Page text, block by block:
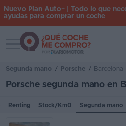
Iniciar
Nuevo Plan Auto+ | Todo lo que
ayudas para comprar un coche
Toggle navigation
Segunda mano / Porsche / Barcelona
Porsche segunda mano en
Renting Stock/Km0 Segunda mano